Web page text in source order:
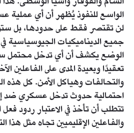
الواسع للنفوذ يُظهر أن أي عملية
لن تقتصر فقط على حدودها، بل
جميع الديناميكيات الجيوسياسية
الوضع يكشف أن أي تدخل محتمل
تعقيدًا وبعيدة المدى على الفاعلين
والتحالفات وهياكل الأمن. كل هذه
احتمالية حدوث تدخل عسكري ضد
تتطلب أن تأخذ في الاعتبار ردود فعل
والفاعلين الإقليميين تجاه مثل هذا